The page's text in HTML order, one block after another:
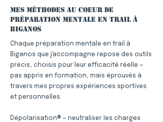
Mes méthodes au coeur de
préparation mentale en trail à
Biganos
Chaque préparation mentale en trail à
Biganos que j'accompagne repose des outils
précis, choisis pour leur efficacité réelle —
pas appris en formation, mais éprouvés à
travers mes propres expériences sportives
et personnelles.
Dépolarisation® — neutraliser les charges